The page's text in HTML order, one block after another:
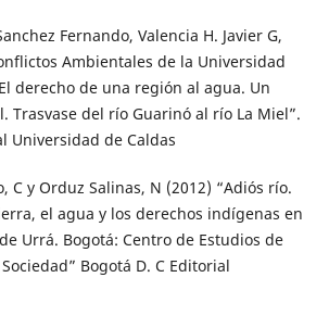
Fernando, Valencia H. Javier G,
Ambientales de la Universidad
derecho de una región al agua. Un
Trasvase del río Guarinó al río La Miel”.
Universidad de Caldas
C y Orduz Salinas, N (2012) “Adiós río.
el agua y los derechos indígenas en
Urrá. Bogotá: Centro de Estudios de
Bogotá D. C Editorial